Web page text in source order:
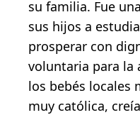
su familia. Fue
sus hijos a
prosperar con
voluntaria para la
los bebés locales
muy católica,